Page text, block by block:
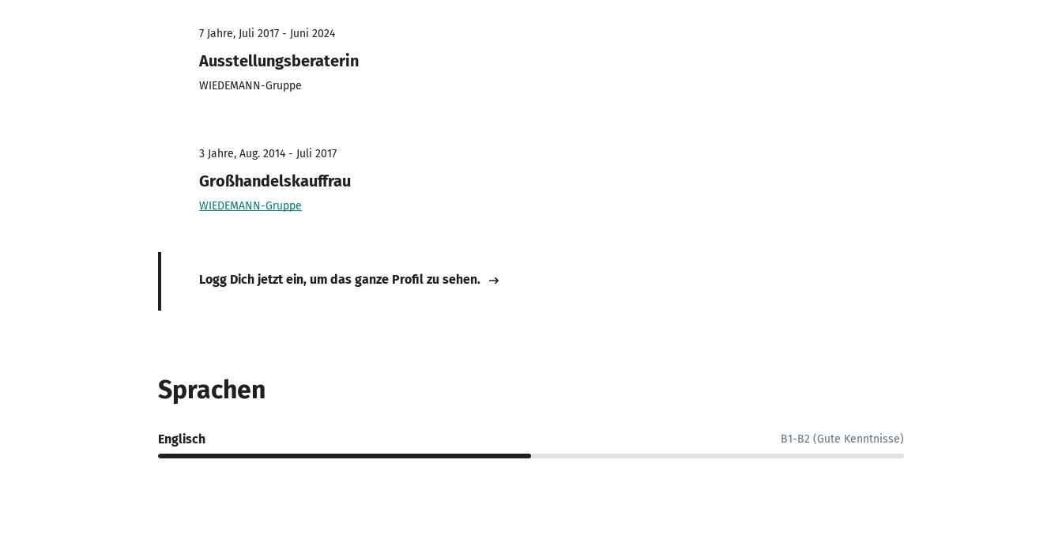
7 Jahre, Juli 2017 - Juni 2024
Ausstellungsberaterin
WIEDEMANN-Gruppe
3 Jahre, Aug. 2014 - Juli 2017
Großhandelskauffrau
WIEDEMANN-Gruppe
Logg Dich jetzt ein, um das ganze Profil zu sehen.
Sprachen
Englisch B1-B2 (Gute Kenntnisse)